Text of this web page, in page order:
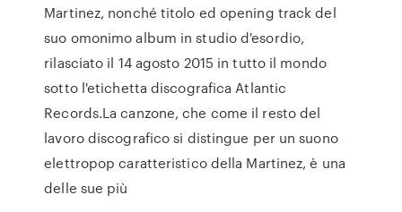
Martinez, nonché titolo ed opening track del
suo omonimo album in studio d'esordio,
rilasciato il 14 agosto 2015 in tutto il mondo
sotto l'etichetta discografica Atlantic
Records.La canzone, che come il resto del
lavoro discografico si distingue per un suono
elettropop caratteristico della Martinez, è una
delle sue più